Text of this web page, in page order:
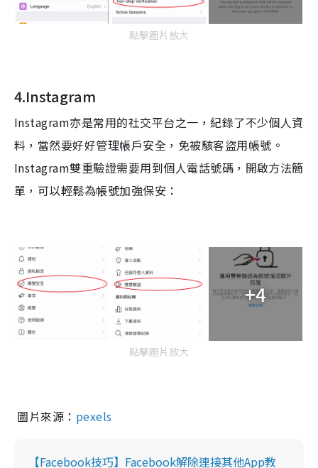
點擊圖片放大
4.Instagram
Instagram亦是常用的社交平台之一，紀錄了不少個人資
料，當然要好好管理帳戶安全，免被駭客盜用帳號 。
Instagram雙重驗證需要用到個人電話號碼，開啟方法簡
單，可以輕鬆為帳號加強保安：
+4
點擊圖片放大
圖片來源： pexels
【Facebook技巧】Facebook解除連接其他App教